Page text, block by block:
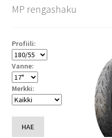
MP rengashaku
Profiili:
Vanne:
Merkki:
HAE